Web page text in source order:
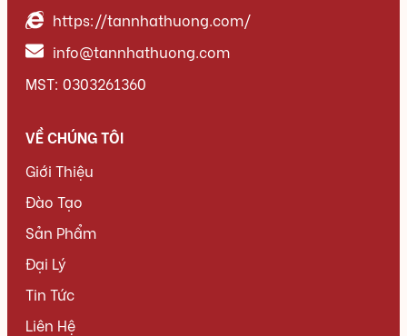
https://tannhathuong.com/
info@tannhathuong.com
MST: 0303261360
VỀ CHÚNG TÔI
Giới Thiệu
Đào Tạo
Sản Phẩm
Đại Lý
Tin Tức
Liên Hệ